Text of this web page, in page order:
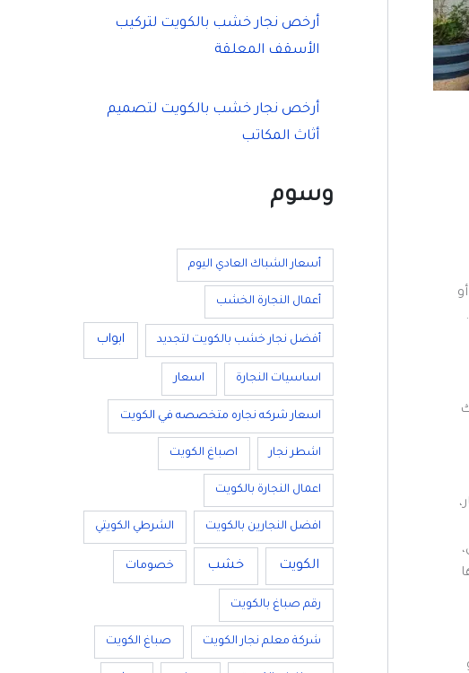
أرخص نجار خشب بالكويت لتركيب
الأسقف المعلقة
أرخص نجار خشب بالكويت لتصميم
أثاث المكاتب
وسوم
أسعار الشباك العادي اليوم
أعمال النجارة الخشب
أفضل نجار خشب بالكويت لتجديد ابواب
اساسيات النجارة اسعار
اسعار شركه نجاره متخصصه في الكويت
اشطر نجار اصباغ الكويت
اعمال النجارة بالكويت
افضل النجارين بالكويت الشرطي الكويتي
الكويت خشب خصومات
رقم صباغ بالكويت
شركة معلم نجار الكويت صباغ الكويت